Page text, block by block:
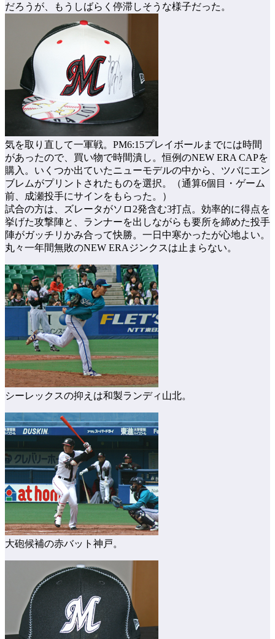
だろうが、もうしばらく停滞しそうな様子だった。
気を取り直して一軍戦。PM6:15プレイボールまでには時間
があったので、買い物で時間潰し。恒例のNEW ERA CAPを
購入。いくつか出ていたニューモデルの中から、ツバにエン
ブレムがプリントされたものを選択。（通算6個目・ゲーム
前、成瀬投手にサインをもらった。）
試合の方は、ズレータがソロ2発含む3打点。効率的に得点を
挙げた攻撃陣と、ランナーを出しながらも要所を締めた投手
陣がガッチリかみ合って快勝。一日中寒かったが心地よい。
丸々一年間無敗のNEW ERAジンクスは止まらない。
シーレックスの抑えは和製ランディ山北。
大砲候補の赤バット神戸。